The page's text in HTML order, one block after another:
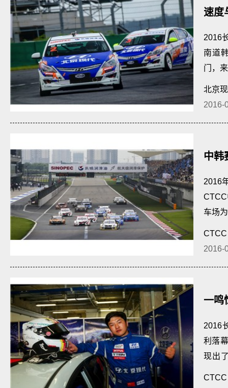
速度
2016
南道
门，
对于
北京
2016-
中韩
2016
车场
CTCC
2016-
一鸣
2016
利落
现出
CTCC